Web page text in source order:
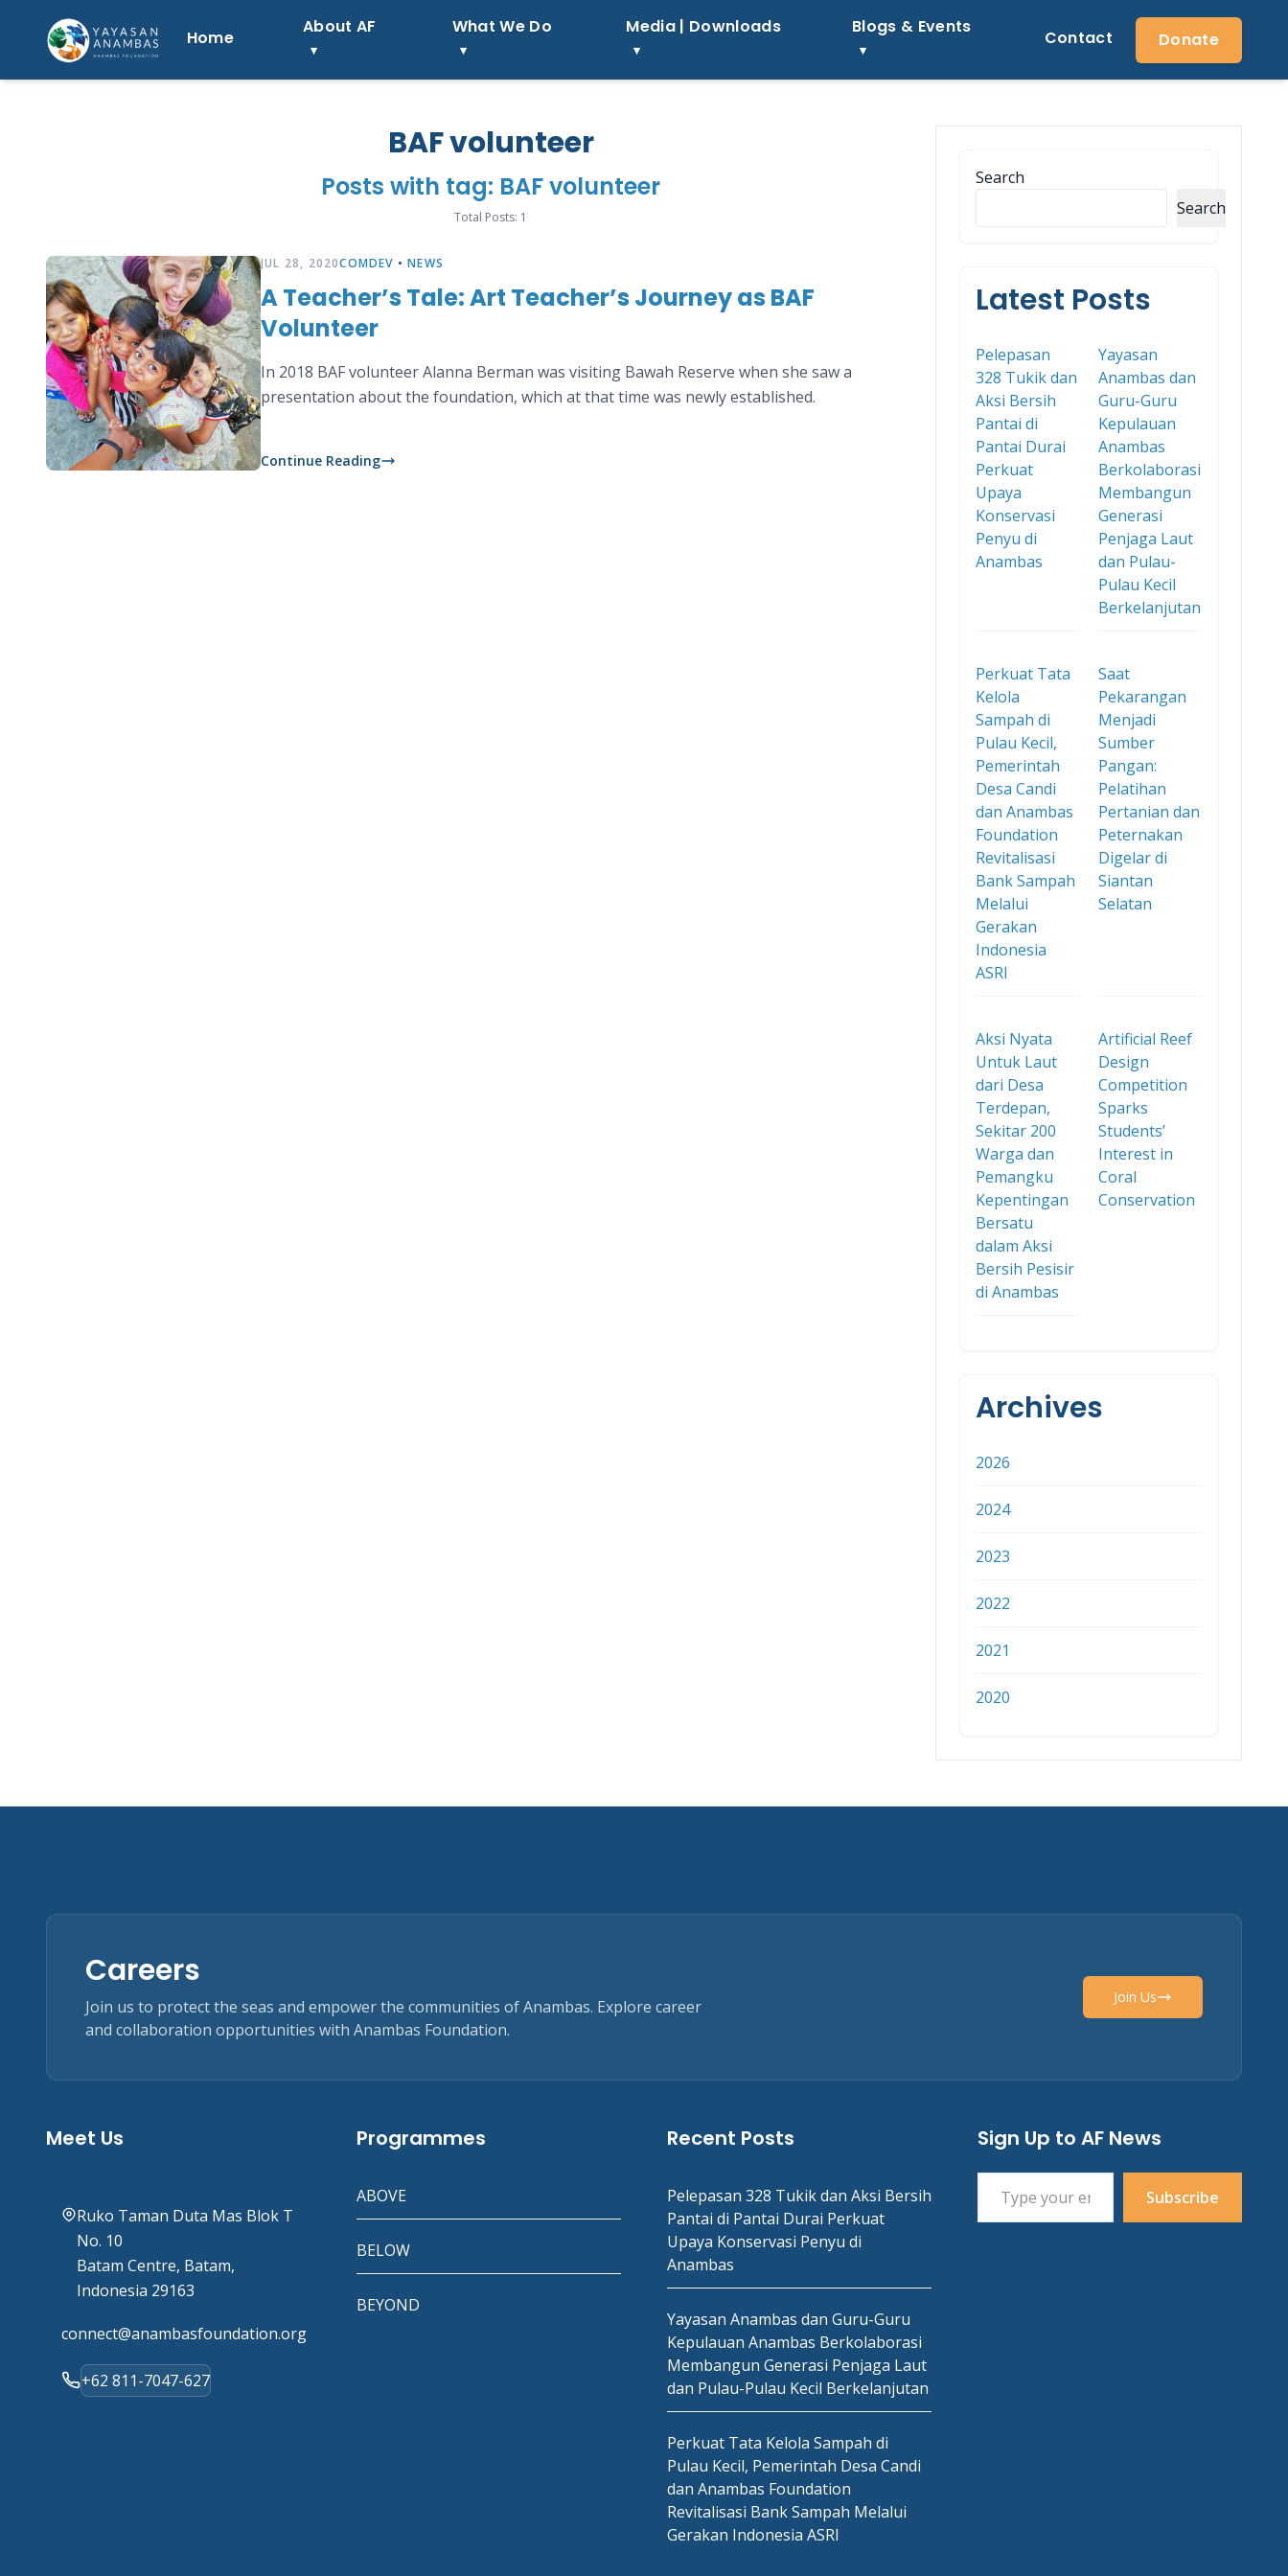
content
Home
About AF What We Do Media | Downloads Blogs & Events
Contact Donate
BAF volunteer
Posts with tag: BAF volunteer
Total Posts: 1
JUL 28, 2020COMDEV •NEWS
A Teacher’s Tale: Art Teacher’s Journey as BAF
Volunteer
In 2018 BAF volunteer Alanna Berman was visiting Bawah Reserve when she saw a
presentation about the foundation, which at that time was newly established.
Continue Reading
Search
Search
Latest Posts
Pelepasan
328 Tukik dan
Aksi Bersih
Pantai di
Pantai Durai
Perkuat
Upaya
Konservasi
Penyu di
Anambas
Yayasan
Anambas dan
Guru-Guru
Kepulauan
Anambas
Berkolaborasi
Membangun
Generasi
Penjaga Laut
dan Pulau-
Pulau Kecil
Berkelanjutan
Perkuat Tata
Kelola
Sampah di
Pulau Kecil,
Pemerintah
Desa Candi
dan Anambas
Foundation
Revitalisasi
Bank Sampah
Melalui
Gerakan
Indonesia
ASRI
Saat
Pekarangan
Menjadi
Sumber
Pangan:
Pelatihan
Pertanian dan
Peternakan
Digelar di
Siantan
Selatan
Aksi Nyata
Untuk Laut
dari Desa
Terdepan,
Sekitar 200
Warga dan
Pemangku
Kepentingan
Bersatu
dalam Aksi
Bersih Pesisir
di Anambas
Artificial Reef
Design
Competition
Sparks
Students’
Interest in
Coral
Conservation
Archives
2026
2024
2023
2022
2021
2020
Careers
Join us to protect the seas and empower the communities of Anambas. Explore career
and collaboration opportunities with Anambas Foundation.
Join Us
Meet Us
Ruko Taman Duta Mas Blok T
No. 10
Batam Centre, Batam,
Indonesia 29163
connect@anambasfoundation.org
+62 811-7047-627
Programmes
ABOVE
BELOW
BEYOND
Recent Posts
Pelepasan 328 Tukik dan Aksi Bersih
Pantai di Pantai Durai Perkuat
Upaya Konservasi Penyu di
Anambas
Yayasan Anambas dan Guru-Guru
Kepulauan Anambas Berkolaborasi
Membangun Generasi Penjaga Laut
dan Pulau-Pulau Kecil Berkelanjutan
Perkuat Tata Kelola Sampah di
Pulau Kecil, Pemerintah Desa Candi
dan Anambas Foundation
Revitalisasi Bank Sampah Melalui
Gerakan Indonesia ASRI
Sign Up to AF News
Type your email…
Subscribe